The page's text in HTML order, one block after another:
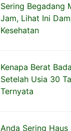
Sering Begadang
Jam, Lihat Ini
Kesehatan
Kenapa Berat
Setelah Usia 30
Ternyata
Anda Sering Haus